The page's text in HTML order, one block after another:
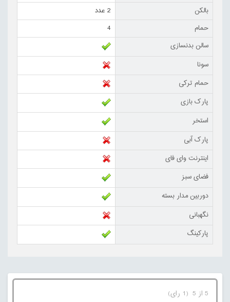
بالکن
2 عدد
حمام
4
سالن بدنسازی
سونا
حمام ترکی
پارک بازی
استخر
پارک آبی
اینترنت وای فای
فضای سبز
دوربین مدار بسته
نگهبانی
پارکینگ
5 از 5 (1 رای)